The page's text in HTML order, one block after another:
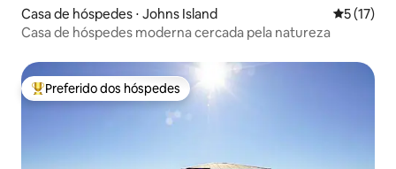
Casa de hóspedes ⋅ Johns Island 5 de uma
5 (17)
Casa de hóspedes moderna cercada pela natureza
Entre os melhores preferidos dos hóspedes
Preferido dos hóspedes